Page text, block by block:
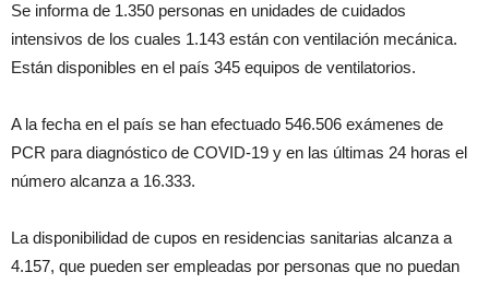
Se informa de 1.350 personas en unidades de cuidados
intensivos de los cuales 1.143 están con ventilación mecánica.
Están disponibles en el país 345 equipos de ventilatorios.
A la fecha en el país se han efectuado 546.506 exámenes de
PCR para diagnóstico de COVID-19 y en las últimas 24 horas el
número alcanza a 16.333.
La disponibilidad de cupos en residencias sanitarias alcanza a
4.157, que pueden ser empleadas por personas que no puedan